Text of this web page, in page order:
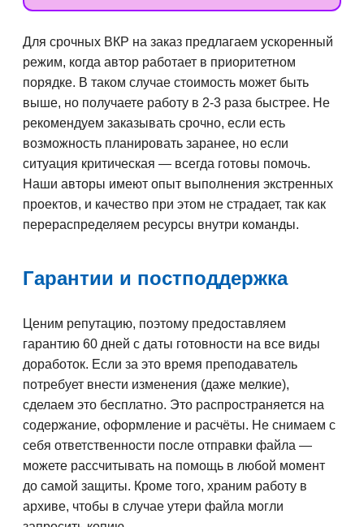
Для срочных ВКР на заказ предлагаем ускоренный
режим, когда автор работает в приоритетном
порядке. В таком случае стоимость может быть
выше, но получаете работу в 2-3 раза быстрее. Не
рекомендуем заказывать срочно, если есть
возможность планировать заранее, но если
ситуация критическая — всегда готовы помочь.
Наши авторы имеют опыт выполнения экстренных
проектов, и качество при этом не страдает, так как
перераспределяем ресурсы внутри команды.
Гарантии и постподдержка
Ценим репутацию, поэтому предоставляем
гарантию 60 дней с даты готовности на все виды
доработок. Если за это время преподаватель
потребует внести изменения (даже мелкие),
сделаем это бесплатно. Это распространяется на
содержание, оформление и расчёты. Не снимаем с
себя ответственности после отправки файла —
можете рассчитывать на помощь в любой момент
до самой защиты. Кроме того, храним работу в
архиве, чтобы в случае утери файла могли